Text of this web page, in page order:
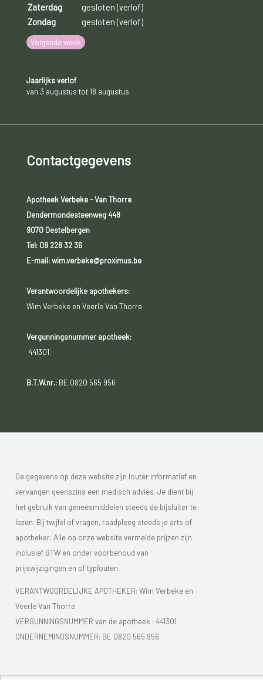
Zaterdag
gesloten (verlof)
Zondag
gesloten (verlof)
Volgende week
Jaarlijks verlof
van 3 augustus tot 18 augustus
Contactgegevens
Apotheek Verbeke - Van Thorre
Dendermondesteenweg 448
9070 Destelbergen
Tel: 09 228 32 36
E-mail: wim.verbeke@proximus.be
Verantwoordelijke apothekers:
Wim Verbeke en Veerle Van Thorre
Vergunningsnummer apotheek:
441301
B.T.W.nr.:BE 0820 565 956
De gegevens op deze website zijn louter informatief en
vervangen geenszins een medisch advies. Je dient bij
het gebruik van geneesmiddelen steeds de bijsluiter te
lezen. Bij twijfel of vragen, raadpleeg steeds je arts of
apotheker. Alle op onze website vermelde prijzen zijn
inclusief BTW en onder voorbehoud van
prijswijzigingen en of typfouten.
VERANTWOORDELIJKE APOTHEKER: Wim Verbeke en
Veerle Van Thorre
VERGUNNINGSNUMMER van de apotheek : 441301
ONDERNEMINGSNUMMER: BE 0820 565 956